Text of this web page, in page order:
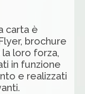
carta è
brochure
la loro forza,
in funzione
e realizzati